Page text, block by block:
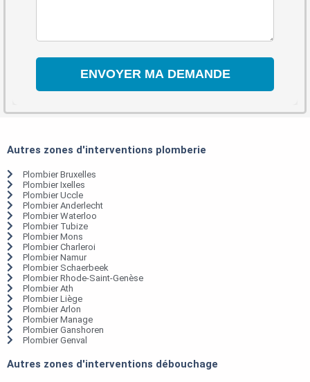
Autres zones d'interventions plomberie
Plombier Bruxelles
Plombier Ixelles
Plombier Uccle
Plombier Anderlecht
Plombier Waterloo
Plombier Tubize
Plombier Mons
Plombier Charleroi
Plombier Namur
Plombier Schaerbeek
Plombier Rhode-Saint-Genèse
Plombier Ath
Plombier Liège
Plombier Arlon
Plombier Manage
Plombier Ganshoren
Plombier Genval
Autres zones d'interventions débouchage